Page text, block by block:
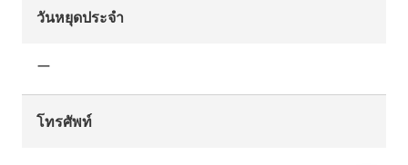
วันหยุดประจำ
ー
โทรศัพท์